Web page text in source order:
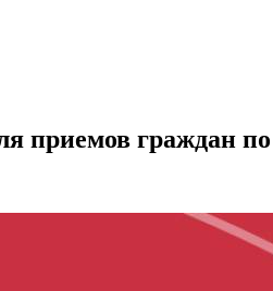
приемов граждан